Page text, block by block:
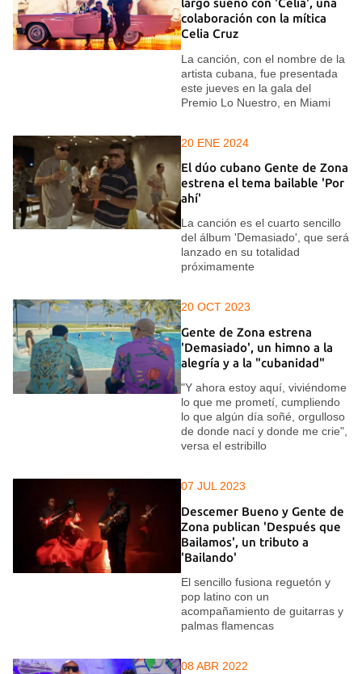
largo sueño con 'Celia', una
colaboración con la mítica
Celia Cruz
La canción, con el nombre de la
artista cubana, fue presentada
este jueves en la gala del
Premio Lo Nuestro, en Miami
20 ENE 2024
El dúo cubano Gente de Zona
estrena el tema bailable 'Por
ahí'
La canción es el cuarto sencillo
del álbum 'Demasiado', que será
lanzado en su totalidad
próximamente
20 OCT 2023
Gente de Zona estrena
'Demasiado', un himno a la
alegría y a la "cubanidad"
"Y ahora estoy aquí, viviéndome
lo que me prometí, cumpliendo
lo que algún día soñé, orgulloso
de donde nací y donde me crie",
versa el estribillo
07 JUL 2023
Descemer Bueno y Gente de
Zona publican 'Después que
Bailamos', un tributo a
'Bailando'
El sencillo fusiona reguetón y
pop latino con un
acompañamiento de guitarras y
palmas flamencas
08 ABR 2022